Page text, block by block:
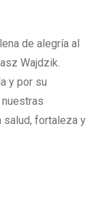
de alegría al
Wajdzik.
y por su
salud, fortaleza y